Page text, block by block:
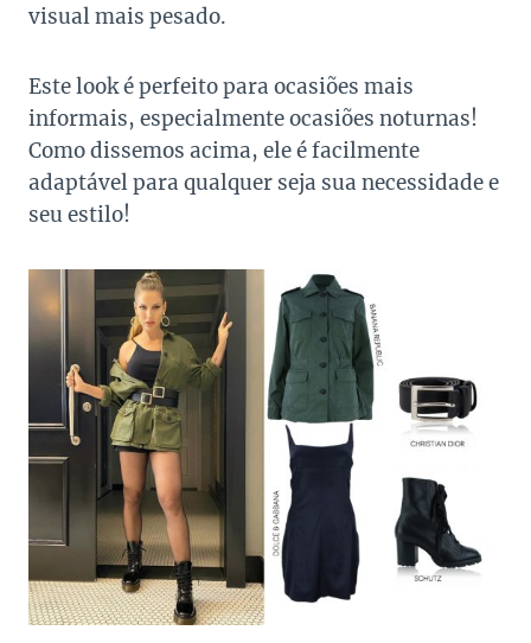
visual mais pesado.
Este look é perfeito para ocasiões mais
informais, especialmente ocasiões noturnas!
Como dissemos acima, ele é facilmente
adaptável para qualquer seja sua necessidade e
seu estilo!